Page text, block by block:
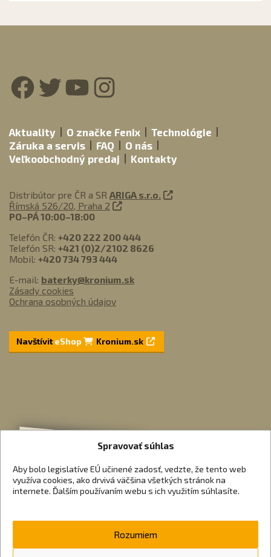
Spravovať súhlas
Aby bolo legislatíve EÚ učinené zadosť, vedzte, že tento web
využíva cookies, ako drvivá väčšina všetkých stránok na
internete. Ďalším používaním webu s ich využitím súhlasíte.
Rozumiem
Facebook
Twitter
YouTube
Aktuality O značke Fenix
Technológie
Záruka a servis
FAQ
O nás
Veľkoobchodný predaj
Kontakty
Distribútor pre ČR a SR ARIGA s.r.o.
Římská 526/20, Praha 2
PO–PÁ 10:00–18:00
Telefón ČR: +420 222 200 444
Telefón SR: +421 (0)2/2102 8626
Mobil: +420 734 793 444
E-mail: baterky@kronium.sk
Zásady cookies
Ochrana osobných údajov
NavštíviteShop Kronium.sk